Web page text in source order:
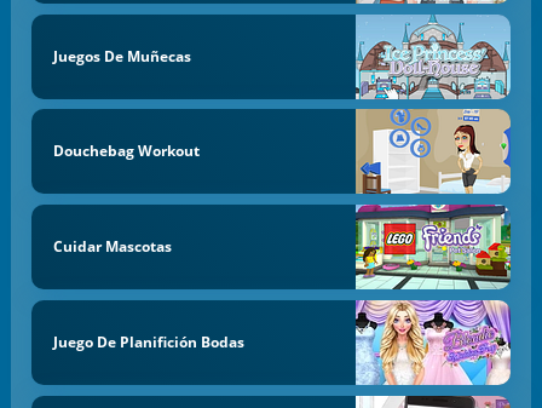
Juegos De Muñecas
Douchebag Workout
Cuidar Mascotas
Juego De Planifición Bodas